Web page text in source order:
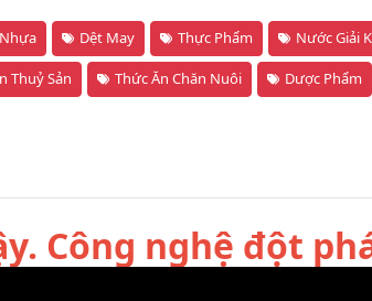
Dệt May Thực Phẩm Nước Giải
Thuỷ Sản Thức Ăn Chăn Nuôi Dược Phẩm
Công nghệ đột